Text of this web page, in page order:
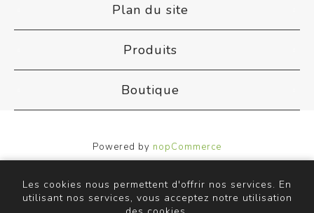
Plan du site
Produits
Boutique
Powered by nopCommerce
Designed byNop-Templates.com
Copyright © 2026 ACB Airco. Tous droits réservés.
Les cookies nous permettent d'offrir nos services. En
utilisant nos services, vous acceptez notre utilisation